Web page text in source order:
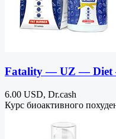
Fatality — UZ — Diet
6.00 USD, Dr.cash
Курс биоактивного